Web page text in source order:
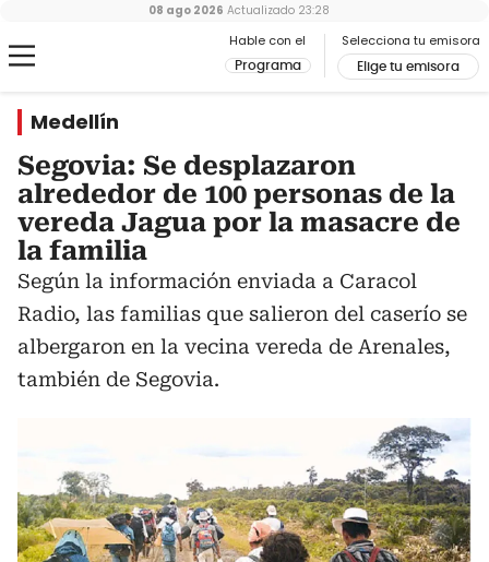
Hable con el
Programa
Selecciona tu emisora
Elige tu emisora
08 ago 2026 Actualizado 23:28
Medellín
Segovia: Se desplazaron
alrededor de 100 personas de la
vereda Jagua por la masacre de
la familia
Según la información enviada a Caracol
Radio, las familias que salieron del caserío se
albergaron en la vecina vereda de Arenales,
también de Segovia.